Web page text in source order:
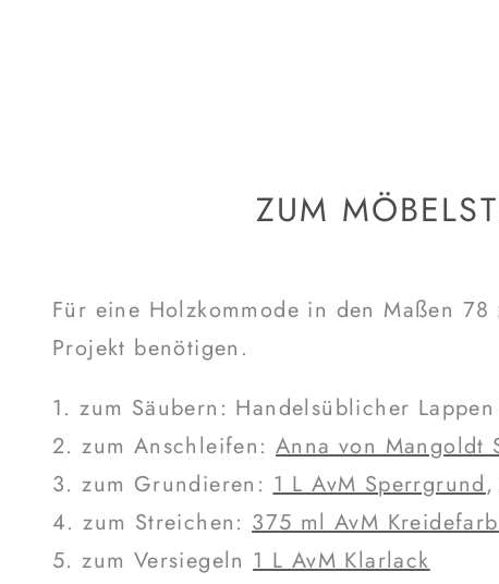
ZUM
Für eine Holzkommode in den Maßen
Projekt benötigen.
1. zum Säubern: Handelsüblicher
2. zum Anschleifen: Anna von Mangoldt
3. zum Grundieren:1 L AvM Sperrgrund
4. zum Streichen:375 ml AvM
5. zum Versiegeln1 L AvM Klarlack